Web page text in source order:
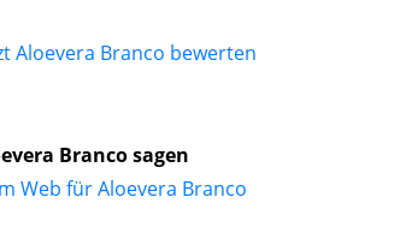
Aloevera Branco bewerten
Branco sagen
Web für Aloevera Branco